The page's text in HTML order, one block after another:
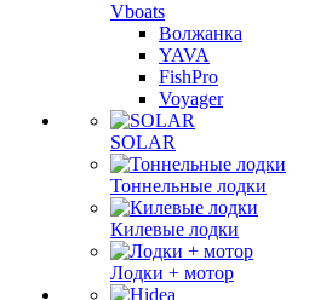
Vboats
Волжанка
YAVA
FishPro
Voyager
SOLAR
Тоннельные лодки
Килевые лодки
Лодки + мотор